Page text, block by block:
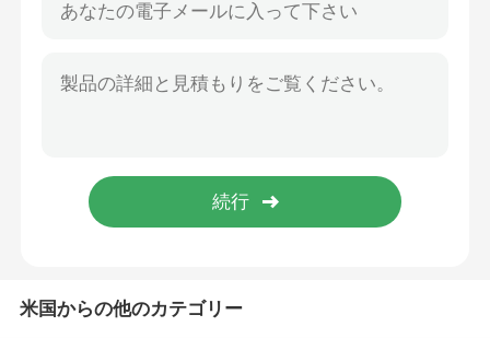
産業霧機械
高圧プランジャー ポンプ
米国からの他のカテゴリー